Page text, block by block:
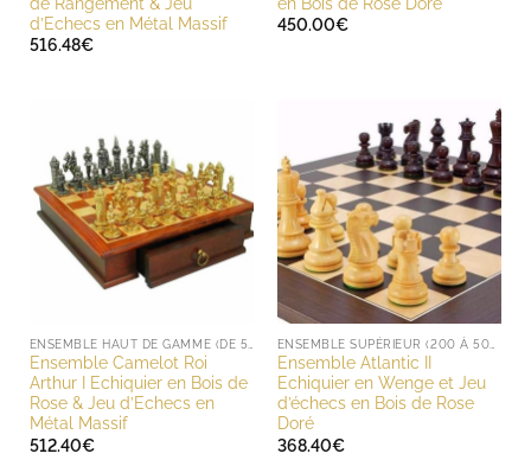
d’Echecs en Métal Massif
516.48€
450.00€
Ensemble Camelot Roi
Arthur I Echiquier en Bois de
Rose & Jeu d’Echecs en
Métal Massif
512.40€
Ensemble Atlantic II
Echiquier en Wenge et Jeu
d’échecs en Bois de Rose
Doré
368.40€